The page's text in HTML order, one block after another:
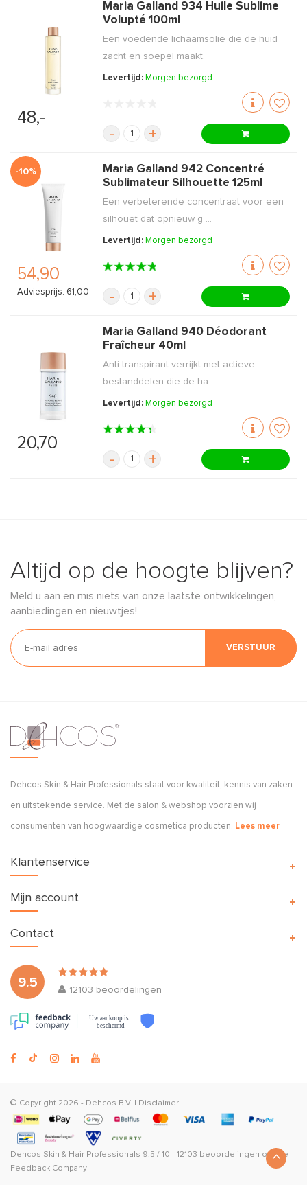
48,-
Maria Galland 934 Huile Sublime
Volupté 100ml
Een voedende lichaamsolie die de huid
zacht en soepel maakt.
Levertijd: Morgen bezorgd
- +
-10%
54,90
Adviesprijs: 61,00
Maria Galland 942 Concentré
Sublimateur Silhouette 125ml
Een verbeterende concentraat voor een
silhouet dat opnieuw g ...
Levertijd: Morgen bezorgd
- +
20,70
Maria Galland 940 Déodorant
Fraîcheur 40ml
Anti-transpirant verrijkt met actieve
bestanddelen die de ha ...
Levertijd: Morgen bezorgd
- +
Altijd op de hoogte blijven?
Meld u aan en mis niets van onze laatste ontwikkelingen,
aanbiedingen en nieuwtjes!
VERSTUUR
Dehcos Skin & Hair Professionals staat voor kwaliteit, kennis van zaken
en uitstekende service. Met de salon & webshop voorzien wij
consumenten van hoogwaardige cosmetica producten. Lees meer
Klantenservice
Mijn account
9.5
12103 beoordelingen
Uw aankoop is
beschermd
Contact
© Copyright 2026 - Dehcos B.V. Disclaimer
Dehcos Skin & Hair Professionals 9.5 / 10 - 12103 beoordelingen op The
Feedback Company